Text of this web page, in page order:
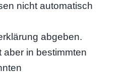
nicht automatisch
abgeben.
aber in bestimmten